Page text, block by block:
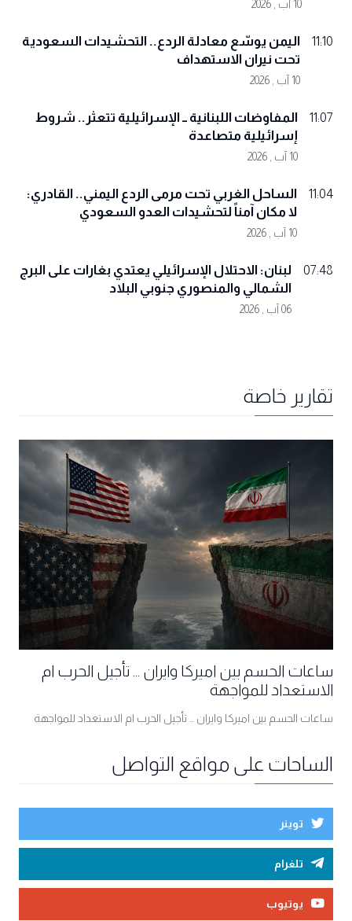
10 آب , 2026
11:10
اليمن يوسّع معادلة الردع.. التحشيدات السعودية
تحت نيران الاستهداف
10 آب , 2026
11:07
المفاوضات اللبنانية ــ الإسرائيلية تتعثر.. شروط
إسرائيلية متصاعدة
10 آب , 2026
11:04
الساحل الغربي تحت مرمى الردع اليمني.. القادري:
لا مكان آمناً لتحشيدات العدو السعودي
10 آب , 2026
07:48
لبنان: الاحتلال الإسرائيلي يعتدي بغارات على البرج
الشمالي والمنصوري جنوبي البلاد
06 آب , 2026
تقارير خاصة
ساعات الحسم بين اميركا وايران ... تأجيل الحرب ام
الاستعداد للمواجهة
ساعات الحسم بين اميركا وايران ... تأجيل الحرب ام الاستعداد للمواجهة
الساحات على مواقع التواصل
توينر
تلغرام
يوتيوب